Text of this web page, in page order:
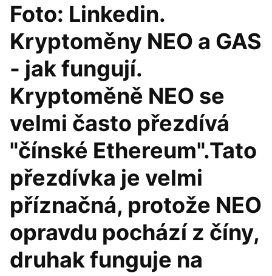
Foto: Linkedin.
Kryptoměny NEO a GAS
- jak fungují.
Kryptoměně NEO se
velmi často přezdívá
"čínské Ethereum".Tato
přezdívka je velmi
příznačná, protože NEO
opravdu pochází z číny,
druhak funguje na